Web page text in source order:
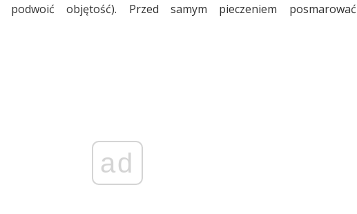
podwoić objętość). Przed samym pieczeniem posmarować
ad